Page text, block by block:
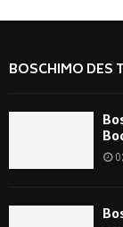
BOSCHIMO DES